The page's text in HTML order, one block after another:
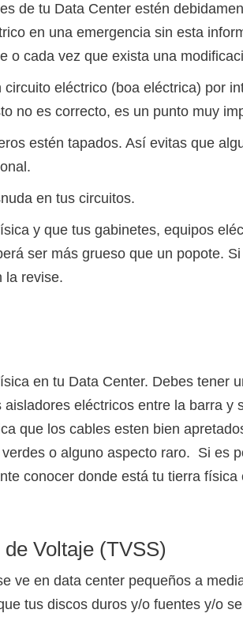
de tu Data Center estén
en una emergencia sin esta
o cada vez que exista una
eléctrico (boa eléctrica) por
no es correcto, es un punto muy
estén tapados. Así evitas que
en tus circuitos.
y que tus gabinetes, equipos
ser más grueso que un popote.
la revise.
en tu Data Center. Debes tener
aisladores eléctricos entre la barra
que los cables esten bien
o alguno aspecto raro. Si es
conocer donde está tu tierra física
Voltaje (TVSS)
ve en data center pequeños a
tus discos duros y/o fuentes y/o